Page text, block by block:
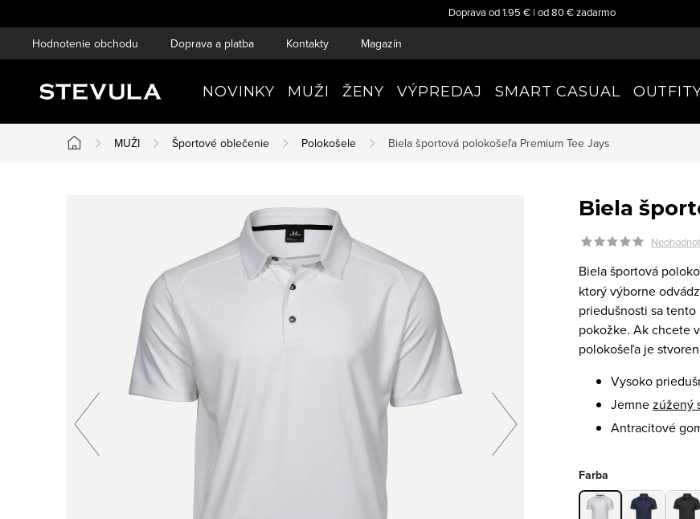
na
Doprava od 1.95 € | od 80 € zadarmo
Hodnotenie obchodu Doprava a platba Kontakty Magazín
NOVINKY MUŽI ŽENY VÝPREDAJ SMART CASUAL
Domov
MUŽI Športové oblečenie Polokošele Biela športová polokošeľa Premium Tee Jays
Biela
Biela športová
ktorý výborne
priedušnosti sa
pokožke. Ak chcete
polokošeľa je
Vysoko
Jemnezúžený
Antracitové
Farba